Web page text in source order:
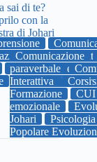
Umana
Emozioni
uniupe
sai di te?
con la
di Johari
Comunicazione
paraverbale
Interattiva
Corsi
Formazione
CUI
emozionale
Johari
Psicologia
Popolare